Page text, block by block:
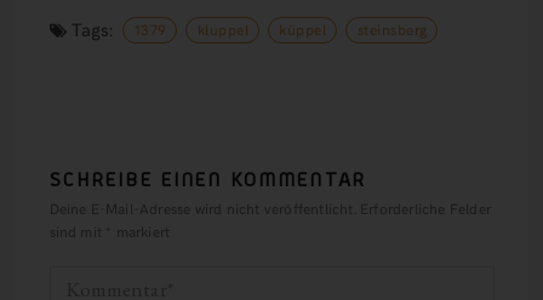
Tags: 1379 kluppel küppel steinsberg
SCHREIBE EINEN KOMMENTAR
Deine E-Mail-Adresse wird nicht veröffentlicht. Erforderliche Felder
sind mit
markiert